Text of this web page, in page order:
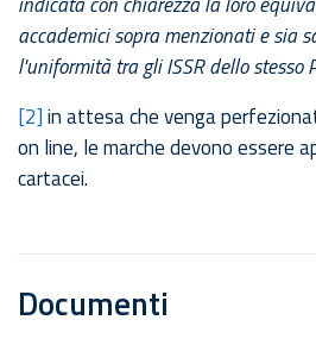
accademici sopra menzionati e sia
l'uniformità tra gli ISSR dello stesso
[2]in attesa che venga
on line, le marche devono essere
cartacei.
Documenti